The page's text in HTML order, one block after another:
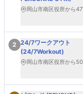
岡山市南区役所から
2 24/7ワークアウト
(24/7Workout)
岡山市南区役所から